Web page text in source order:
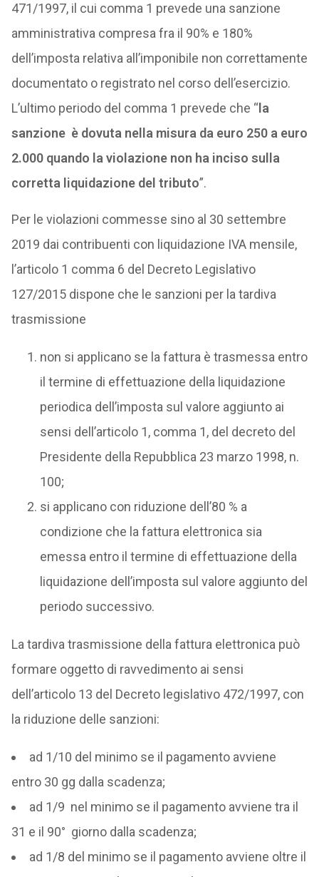
471/1997, il cui comma 1 prevede una sanzione
amministrativa compresa fra il 90% e 180%
dell’imposta relativa all’imponibile non correttamente
documentato o registrato nel corso dell’esercizio.
L’ultimo periodo del comma 1 prevede che “la
sanzione è dovuta nella misura da euro 250 a euro
2.000 quando la violazione non ha inciso sulla
corretta liquidazione del tributo”.
Per le violazioni commesse sino al 30 settembre
2019 dai contribuenti con liquidazione IVA mensile,
l’articolo 1 comma 6 del Decreto Legislativo
127/2015 dispone che le sanzioni per la tardiva
trasmissione
non si applicano se la fattura è trasmessa entro
il termine di effettuazione della liquidazione
periodica dell’imposta sul valore aggiunto ai
sensi dell’articolo 1, comma 1, del decreto del
Presidente della Repubblica 23 marzo 1998, n.
100;
si applicano con riduzione dell’80 % a
condizione che la fattura elettronica sia
emessa entro il termine di effettuazione della
liquidazione dell’imposta sul valore aggiunto del
periodo successivo.
La tardiva trasmissione della fattura elettronica può
formare oggetto di ravvedimento ai sensi
dell’articolo 13 del Decreto legislativo 472/1997, con
la riduzione delle sanzioni:
ad 1/10 del minimo se il pagamento avviene
entro 30 gg dalla scadenza;
ad 1/9 nel minimo se il pagamento avviene tra il
31 e il 90° giorno dalla scadenza;
ad 1/8 del minimo se il pagamento avviene oltre il